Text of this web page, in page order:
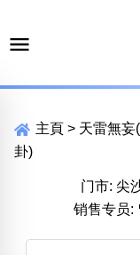
主頁 > 天雷無妄
卦)
门市: 尖
销售专员: